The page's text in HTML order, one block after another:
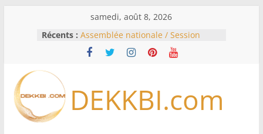
samedi, août 8, 2026
Récents : Assemblée nationale / Session
extraordinaire: Six commissions
d’enquête à l’ordre du jour ce lundi
Bénin: Patrice Talon élu président
du Sénat, moins de trois mois
DEKKBI.com